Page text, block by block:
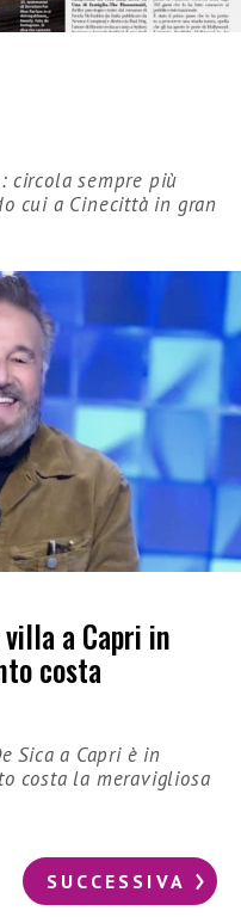
circola sempre più
cui a Cinecittà in gran
a Capri in
costa
Sica a Capri è in
costa la meravigliosa
SUCCESSIVA